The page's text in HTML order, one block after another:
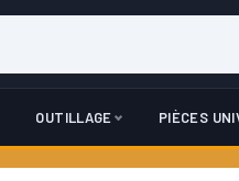
OUTILLAGE PIÈCES